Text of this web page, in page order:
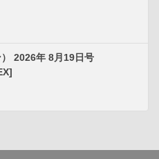
2026年 8月19日号